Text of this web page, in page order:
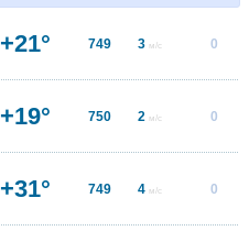
+21° 749 3 м/с 0
+19° 750 2 м/с 0
+31° 749 4 м/с 0